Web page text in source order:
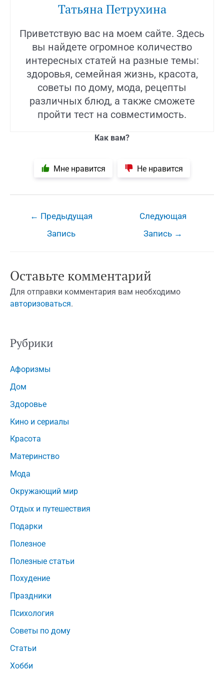
Татьяна Петрухина
Приветствую вас на моем сайте. Здесь
вы найдете огромное количество
интересных статей на разные темы:
здоровья, семейная жизнь, красота,
советы по дому, мода, рецепты
различных блюд, а также сможете
пройти тест на совместимость.
Как вам?
Мне нравится Не нравится
Навигация
← Предыдущая
Запись
Следующая
Запись →
Оставьте комментарий
Для отправки комментария вам необходимо
авторизоваться.
Рубрики
Афоризмы
Дом
Здоровье
Кино и сериалы
Красота
Материнство
Мода
Окружающий мир
Отдых и путешествия
Подарки
Полезное
Полезные статьи
Похудение
Праздники
Психология
Советы по дому
Статьи
Хобби